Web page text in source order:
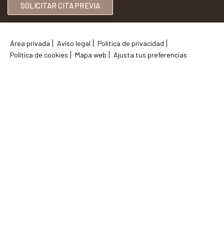
SOLICITAR CITA PREVIA
Área privada Aviso legal
Política de privacidad
Política de cookies
Mapa web Ajusta tus preferencias